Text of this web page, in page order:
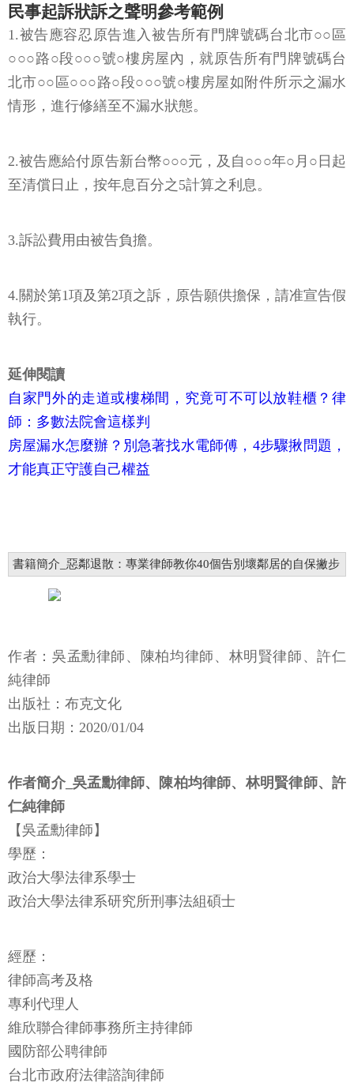
民事起訴狀訴之聲明參考範例
1.被告應容忍原告進入被告所有門牌號碼台北市○○區
○○○路○段○○○號○樓房屋內，就原告所有門牌號碼台
北市○○區○○○路○段○○○號○樓房屋如附件所示之漏水
情形，進行修繕至不漏水狀態。
2.被告應給付原告新台幣○○○元，及自○○○年○月○日起
至清償日止，按年息百分之5計算之利息。
3.訴訟費用由被告負擔。
4.關於第1項及第2項之訴，原告願供擔保，請准宣告假
執行。
延伸閱讀
自家門外的走道或樓梯間，究竟可不可以放鞋櫃？律
師：多數法院會這樣判
房屋漏水怎麼辦？別急著找水電師傅，4步驟揪問題，
才能真正守護自己權益
書籍簡介_惡鄰退散：專業律師教你40個告別壞鄰居的自保撇步
作者：吳孟勳律師、陳柏均律師、林明賢律師、許仁
純律師
出版社：布克文化
出版日期：2020/01/04
作者簡介_吳孟勳律師、陳柏均律師、林明賢律師、許
仁純律師
【吳孟勳律師】
學歷：
政治大學法律系學士
政治大學法律系研究所刑事法組碩士
經歷：
律師高考及格
專利代理人
維欣聯合律師事務所主持律師
國防部公聘律師
台北市政府法律諮詢律師